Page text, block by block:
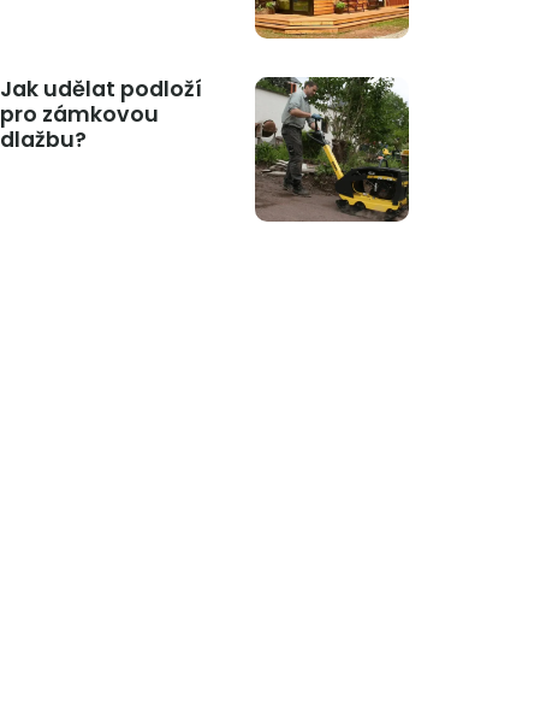
Jak udělat podloží
pro zámkovou
dlažbu?